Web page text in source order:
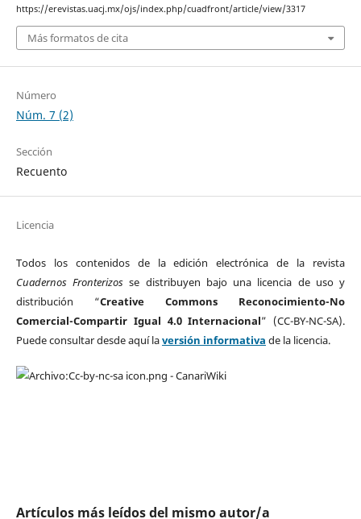
https://erevistas.uacj.mx/ojs/index.php/cuadfront/article/view/3317
Más formatos de cita
Número
Núm. 7 (2)
Sección
Recuento
Licencia
Todos los contenidos de la edición electrónica de la revista
Cuadernos Fronterizos se distribuyen bajo una licencia de uso y
distribución “Creative Commons Reconocimiento-No
Comercial-Compartir Igual 4.0 Internacional” (CC-BY-NC-SA).
Puede consultar desde aquí laversión informativa de la licencia.
Artículos más leídos del mismo autor/a